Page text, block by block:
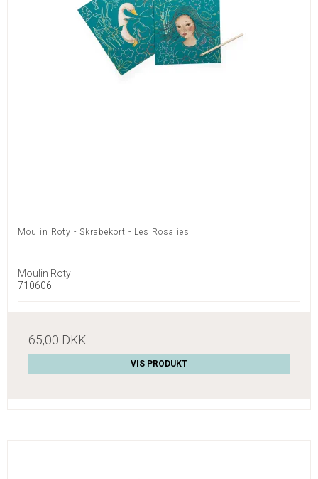
Moulin Roty - Skrabekort - Les Rosalies
Moulin Roty
710606
65,00 DKK
VIS PRODUKT